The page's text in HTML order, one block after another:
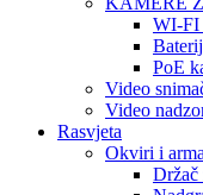
WI-FI
PoE
Video
Video
Rasvjeta
Okviri i
Držač